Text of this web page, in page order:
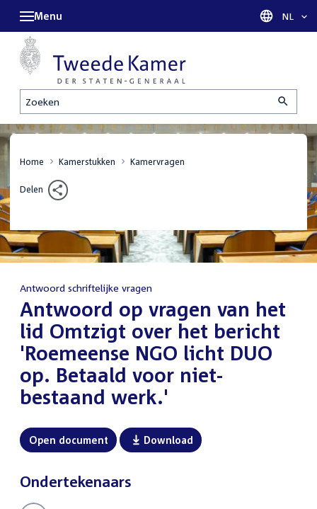
Zoeken
Menu Taal
NL
Home Kamerstukken Kamervragen
Delen
Antwoord schriftelijke vragen
Antwoord op vragen van het
lid Omtzigt over het bericht
'Roemeense NGO licht DUO
op. Betaald voor niet-
bestaand werk.'
Open document Download
Ondertekenaars